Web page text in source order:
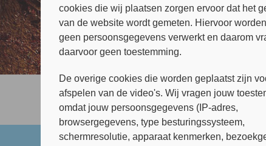
Alle kaarsjes
cookies die wij plaatsen zorgen ervoor dat het
van de website wordt gemeten. Hiervoor
geen persoonsgegevens verwerkt en daarom
daarvoor geen toestemming.
De overige cookies die worden geplaatst zijn
afspelen van de video's. Wij vragen jouw
omdat jouw persoonsgegevens (IP-adres,
browsergegevens, type besturingssysteem,
schermresolutie, apparaat kenmerken,